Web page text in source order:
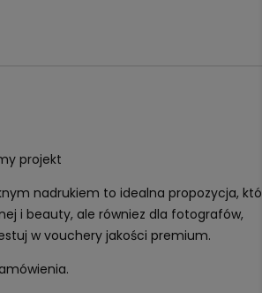
projekt
nadrukiem to idealna propozycja,
i beauty, ale równiez dla fotografów,
w vouchery jakości premium.